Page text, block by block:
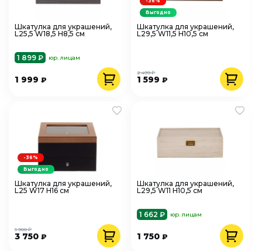
Шкатулка для украшений,
L25,5 W18,5 H8,5 см
1 899 ₽ юр. лицам
1 999 ₽
Шкатулка для украшений,
L29,5 W11,5 H10,5 см
1 599₽
2 499 ₽
Выгодно
Шкатулка для украшений,
L25 W17 H16 см
3 750 ₽
5 900 ₽
-36%
Выгодно
Шкатулка для украшений,
L29,5 W11 H10,5 см
1 662 ₽ юр. лицам
1 750₽